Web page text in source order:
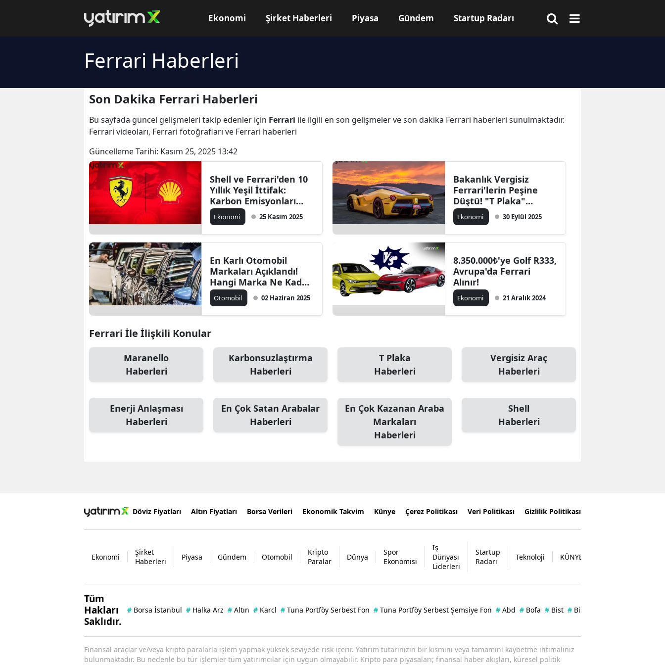
Ekonomi Şirket Haberleri Piyasa Gündem Startup Radarı
Ferrari Haberleri
Son Dakika Ferrari Haberleri
Bu sayfada güncel gelişmeleri takip edenler için Ferrari ile ilgili en son gelişmeler ve son dakika Ferrari haberleri sunulmaktadır.
Ferrari videoları, Ferrari fotoğrafları ve Ferrari haberleri
Güncelleme Tarihi: Kasım 25, 2025 13:42
Shell ve Ferrari'den 10
Yıllık Yeşil İttifak:
Karbon Emisyonları
Sıfırlanıyor
Ekonomi 25 Kasım 2025
Bakanlık Vergisiz
Ferrari'lerin Peşine
Düştü! "T Plaka"
Denetimi
Ekonomi 30 Eylül 2025
En Karlı Otomobil
Markaları Açıklandı!
Hangi Marka Ne Kadar
Kazanıyor? İşte
Detaylar!
Otomobil 02 Haziran 2025
8.350.000₺'ye Golf R333,
Avrupa'da Ferrari
Alınır!
Ekonomi 21 Aralık 2024
Ferrari İle İlişkili Konular
Maranello
Haberleri
Karbonsuzlaştırma
Haberleri
T Plaka
Haberleri
Vergisiz Araç
Haberleri
Enerji Anlaşması
Haberleri
En Çok Satan Arabalar
Haberleri
En Çok Kazanan Araba
Markaları
Haberleri
Shell
Haberleri
Döviz Fiyatları Altın Fiyatları Borsa Verileri Ekonomik Takvim Künye Çerez Politikası Veri Politikası Gizlilik Politikası
Ekonomi
Şirket
Haberleri
Piyasa Gündem Otomobil
Kripto
Paralar
Dünya
Spor
Ekonomisi
İş
Dünyası
Liderleri
Startup
Radarı
Teknoloji KÜNYE
Tüm
Hakları
Saklıdır.
# Borsa İstanbul # Halka Arz # Altın # Karcl # Tuna Portföy Serbest Fon # Tuna Portföy Serbest Şemsiye Fon # Abd # Bofa # Bist # Bilanço
Finansal araçlar ve/veya kripto paralarla işlem yapmak yüksek seviyede risk içerir. Yatırım tutarınızın bir kısmını veya tamamını kaybetme ihtimaliniz
bulunmaktadır. Bu nedenle bu tür işlemler tüm yatırımcılar için uygun olmayabilir. Kripto para piyasaları; finansal haber akışları, küresel politik